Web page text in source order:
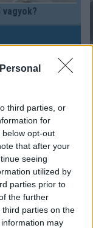
third parties, or
for
opt-out
that after your
seeing
utilized by
parties prior to
the further
parties on the
may
nyertél